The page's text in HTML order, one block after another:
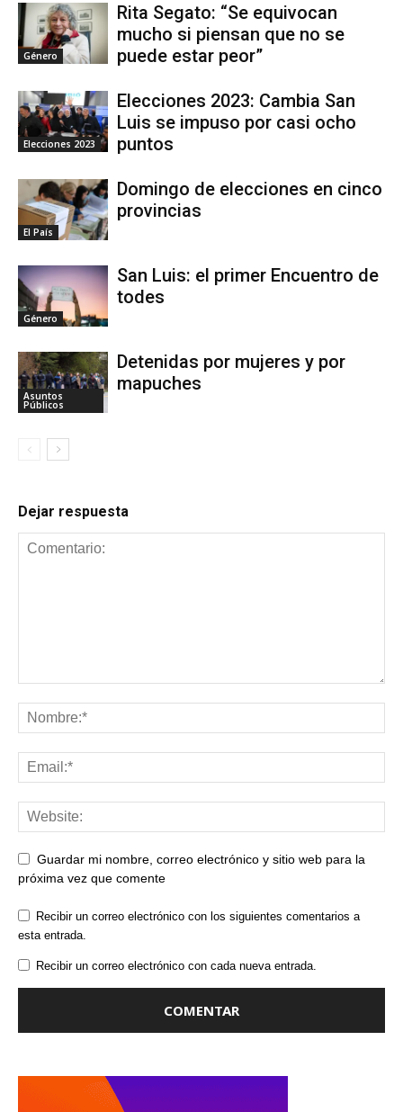
Género
Rita Segato: “Se equivocan
mucho si piensan que no se
puede estar peor”
Elecciones 2023
Elecciones 2023: Cambia San
Luis se impuso por casi ocho
puntos
El País
Domingo de elecciones en cinco
provincias
Género
San Luis: el primer Encuentro de
todes
Asuntos
Públicos
Detenidas por mujeres y por
mapuches
Dejar respuesta
Guardar mi nombre, correo electrónico y sitio web para la
próxima vez que comente
Recibir un correo electrónico con los siguientes comentarios a
esta entrada.
Recibir un correo electrónico con cada nueva entrada.